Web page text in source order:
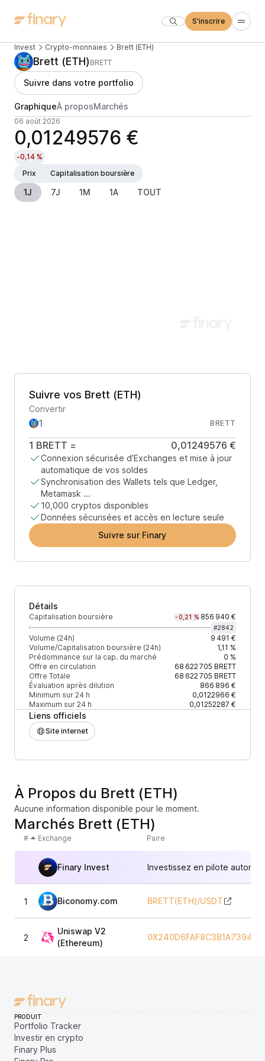
S'inscrire
Invest Crypto-monnaies Brett (ETH)
Brett (ETH) BRETT
Suivre dans votre portfolio
GraphiqueÀ proposMarchés
06 août 2026
0,01249576 €
-0,14 %
Prix
Capitalisation boursière
1J 7J 1M 1A TOUT
Suivre vos Brett (ETH)
Convertir
BRETT
1 BRETT = 0,01249576 €
Connexion sécurisée d’Exchanges et mise à jour
automatique de vos soldes
Synchronisation des Wallets tels que Ledger,
Metamask ...
10,000 cryptos disponibles
Données sécurisées et accès en lecture seule
Suivre sur Finary
Détails
Capitalisation boursière -0,21 % 856 940 €
#2842
Volume (24h)
9 491 €
Volume/Capitalisation boursière (24h)
1,11 %
Prédominance sur la cap. du marché
0 %
Offre en circulation
68 622 705 BRETT
Offre Totale
68 622 705 BRETT
Évaluation après dilution
866 896 €
Minimum sur 24 h
0,0122966 €
Maximum sur 24 h
0,01252287 €
Liens officiels
Site internet
À Propos du Brett (ETH)
Aucune information disponible pour le moment.
Marchés Brett (ETH)
# Exchange Paire
Finary Invest Investissez en pilote
1 Biconomy.com BRETT(ETH)/USDT
2
Uniswap V2
(Ethereum)
PRODUIT
Portfolio Tracker
Investir en crypto
Finary Plus